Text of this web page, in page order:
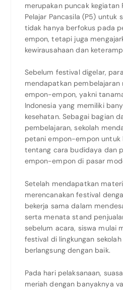
merupakan puncak kegiatan
Pelajar Pancasila (P5) untuk
tidak hanya berfokus pada
empon, tetapi juga
kewirausahaan dan
Sebelum festival digelar,
mendapatkan pembelajaran
empon-empon, yakni
Indonesia yang memiliki
kesehatan. Sebagai bagian
pembelajaran, sekolah
petani empon-empon untuk
tentang cara budidaya dan
empon-empon di pasar
Setelah mendapatkan
merencanakan festival
bekerja sama dalam
serta menata stand
sebelum acara, siswa mulai
festival di lingkungan
berlangsung dengan baik.
Pada hari pelaksanaan,
meriah dengan banyaknya